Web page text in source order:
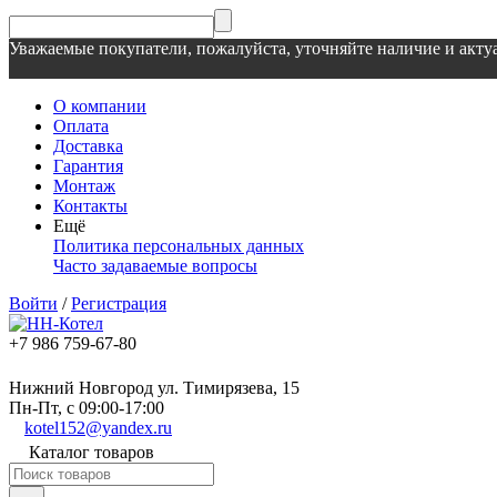
Уважаемые покупатели, пожалуйста, уточняйте наличие и
О компании
Оплата
Доставка
Гарантия
Монтаж
Контакты
Ещё
Политика персональных данных
Часто задаваемые вопросы
Войти /Регистрация
+7 986 759-67-80
Нижний Новгород ул. Тимирязева, 15
Пн-Пт, с 09:00-17:00
kotel152@yandex.ru
Каталог товаров